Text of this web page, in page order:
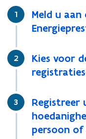
Stap
1
Meld u aan
Stap
2
Kies voor
Stap
3
Registreer
persoon of